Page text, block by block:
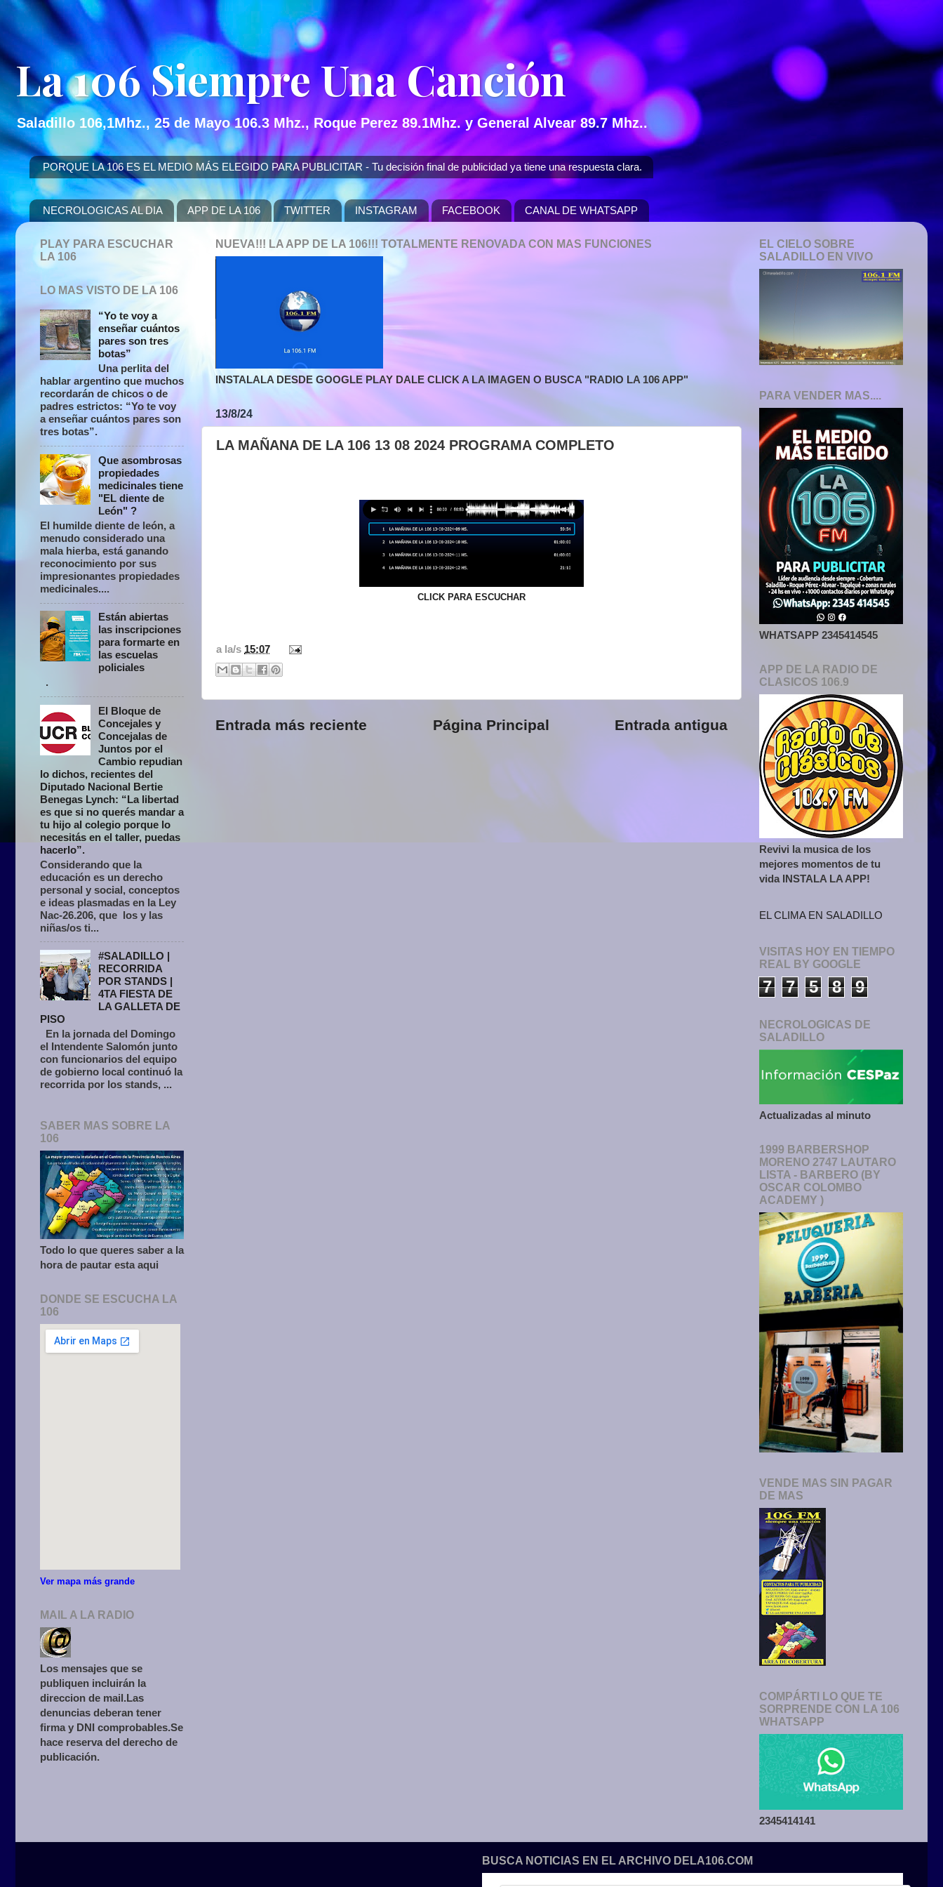
La 106 Siempre Una Canción
Saladillo 106,1Mhz., 25 de Mayo 106.3 Mhz., Roque Perez 89.1Mhz. y General Alvear 89.7 Mhz..
PORQUE LA 106 ES EL MEDIO MÁS ELEGIDO PARA PUBLICITAR - Tu decisión final de publicidad ya tiene una respuesta clara.
NECROLOGICAS AL DIA APP DE LA 106 TWITTER INSTAGRAM FACEBOOK CANAL DE WHATSAPP
NUEVA!!! LA APP DE LA 106!!! TOTALMENTE RENOVADA CON MAS FUNCIONES
INSTALALA DESDE GOOGLE PLAY DALE CLICK A LA IMAGEN O BUSCA "RADIO LA 106 APP"
13/8/24
LA MAÑANA DE LA 106 13 08 2024 PROGRAMA COMPLETO
CLICK PARA ESCUCHAR
a la/s 15:07
Entrada más reciente Entrada antigua
Página Principal
PLAY PARA ESCUCHAR
LA 106
LO MAS VISTO DE LA 106
“Yo te voy a
enseñar cuántos
pares son tres
botas”
Una perlita del
hablar argentino que muchos
recordarán de chicos o de
padres estrictos: “Yo te voy
a enseñar cuántos pares son
tres botas”.
Que asombrosas
propiedades
medicinales tiene
"EL diente de
León" ?
El humilde diente de león, a
menudo considerado una
mala hierba, está ganando
reconocimiento por sus
impresionantes propiedades
medicinales....
Están abiertas
las inscripciones
para formarte en
las escuelas
policiales
.
El Bloque de
Concejales y
Concejalas de
Juntos por el
Cambio repudian
lo dichos, recientes del
Diputado Nacional Bertie
Benegas Lynch: “La libertad
es que si no querés mandar a
tu hijo al colegio porque lo
necesitás en el taller, puedas
hacerlo”.
Considerando que la
educación es un derecho
personal y social, conceptos
e ideas plasmadas en la Ley
Nac-26.206, que los y las
niñas/os ti...
#SALADILLO |
RECORRIDA
POR STANDS |
4TA FIESTA DE
LA GALLETA DE
PISO
En la jornada del Domingo
el Intendente Salomón junto
con funcionarios del equipo
de gobierno local continuó la
recorrida por los stands, ...
SABER MAS SOBRE LA
106
Todo lo que queres saber a la
hora de pautar esta aqui
DONDE SE ESCUCHA LA
106
Ver mapa más grande
MAIL A LA RADIO
Los mensajes que se
publiquen incluirán la
direccion de mail.Las
denuncias deberan tener
firma y DNI comprobables.Se
hace reserva del derecho de
publicación.
EL CIELO SOBRE
SALADILLO EN VIVO
PARA VENDER MAS....
WHATSAPP 2345414545
APP DE LA RADIO DE
CLASICOS 106.9
Revivi la musica de los
mejores momentos de tu
vida INSTALA LA APP!
EL CLIMA EN SALADILLO
VISITAS HOY EN TIEMPO
REAL BY GOOGLE
7 7 5 8 9
NECROLOGICAS DE
SALADILLO
Actualizadas al minuto
1999 BARBERSHOP
MORENO 2747 LAUTARO
LISTA - BARBERO (BY
OSCAR COLOMBO
ACADEMY )
VENDE MAS SIN PAGAR
DE MAS
COMPÁRTI LO QUE TE
SORPRENDE CON LA 106
WHATSAPP
2345414141
BUSCA NOTICIAS EN EL ARCHIVO DELA106.COM